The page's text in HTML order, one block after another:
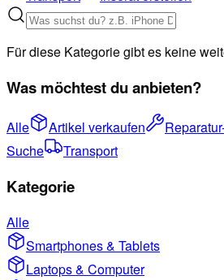
Für diese Kategorie gibt es keine
Was möchtest du anbieten?
Alle Artikel verkaufen
Suche
Transport
Kategorie
Alle
Smartphones & Tablets
Laptops & Computer